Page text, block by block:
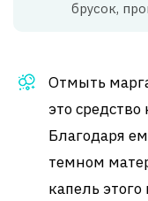
брусок,
Отмыть
это
Благодаря
темном
капель